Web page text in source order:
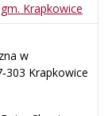
gm. Krapkowice
w
Krapkowice